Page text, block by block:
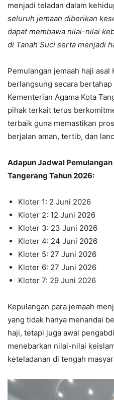
menjadi teladan dalam
seluruh jemaah diberikan
dapat membawa nilai-nilai
di Tanah Suci serta menjadi
Pemulangan jemaah haji
berlangsung secara
Kementerian Agama Kota
pihak terkait terus
terbaik guna memastikan
berjalan aman, tertib, dan
Adapun Jadwal Pemulangan
Tangerang Tahun 2026:
Kloter 1: 2 Juni 2026
Kloter 2: 12 Juni 2026
Kloter 3: 23 Juni 2026
Kloter 4: 24 Juni 2026
Kloter 5: 27 Juni 2026
Kloter 6: 27 Juni 2026
Kloter 7: 29 Juni 2026
Kepulangan para jemaah
yang tidak hanya menandai
haji, tetapi juga awal
menebarkan nilai-nilai
keteladanan di tengah